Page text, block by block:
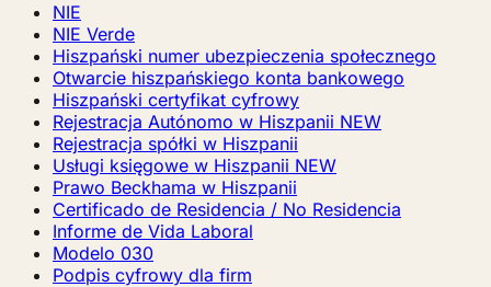
NIE
NIE Verde
Hiszpański numer ubezpieczenia społecznego
Otwarcie hiszpańskiego konta bankowego
Hiszpański certyfikat cyfrowy
Rejestracja Autónomo w Hiszpanii NEW
Rejestracja spółki w Hiszpanii
Usługi księgowe w Hiszpanii NEW
Prawo Beckhama w Hiszpanii
Certificado de Residencia / No Residencia
Informe de Vida Laboral
Modelo 030
Podpis cyfrowy dla firm